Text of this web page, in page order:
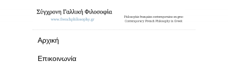
Αρχική
Επικοινωνία